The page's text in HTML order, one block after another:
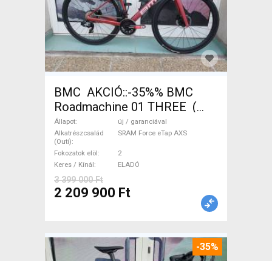
BMC AKCIÓ::-35%% BMC
Roadmachine 01 THREE (
54) Országúti SRAM Force
eTap AXS tárcsafék új /
garanciával ELADÓ
Állapot
új / garanciával
Alkatrészcsalád
(Outi)
SRAM Force eTap AXS
Fokozatok elöl
2
Keres / Kínál
ELADÓ
3 399 000 Ft
2 209 900 Ft
-35%